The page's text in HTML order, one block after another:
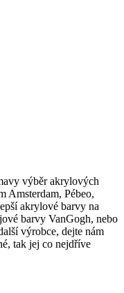
výběr akrylových
Amsterdam, Pébeo,
akrylové barvy na
barvy VanGogh, nebo
výrobce, dejte nám
tak jej co nejdříve